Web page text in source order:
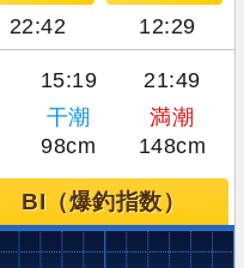
22:42 12:29
15:19 21:49
干潮
満潮
98cm 148cm
BI（爆釣指数）